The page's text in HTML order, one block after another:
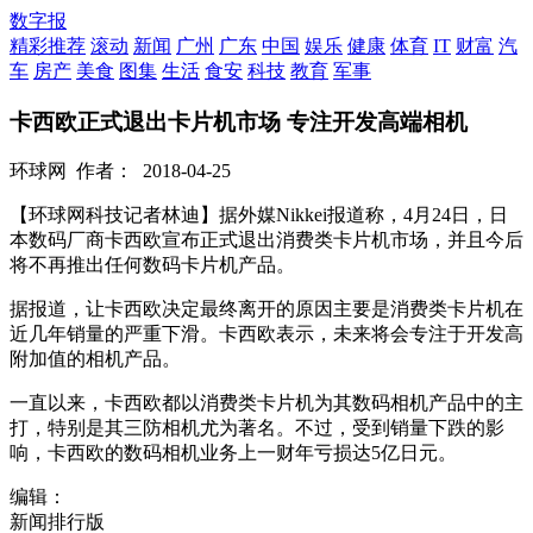
数字报
精彩推荐 滚动 新闻 广州 广东 中国 娱乐 健康 体育 IT 财富 汽
车 房产 美食 图集 生活 食安 科技 教育 军事
卡西欧正式退出卡片机市场 专注开发高端相机
环球网 作者： 2018-04-25
【环球网科技记者林迪】据外媒Nikkei报道称，4月24日，日
本数码厂商卡西欧宣布正式退出消费类卡片机市场，并且今后
将不再推出任何数码卡片机产品。
据报道，让卡西欧决定最终离开的原因主要是消费类卡片机在
近几年销量的严重下滑。卡西欧表示，未来将会专注于开发高
附加值的相机产品。
一直以来，卡西欧都以消费类卡片机为其数码相机产品中的主
打，特别是其三防相机尤为著名。不过，受到销量下跌的影
响，卡西欧的数码相机业务上一财年亏损达5亿日元。
编辑：
新闻排行版